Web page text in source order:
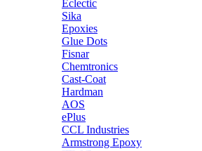
Eclectic
Sika
Epoxies
Glue Dots
Fisnar
Chemtronics
Cast-Coat
Hardman
AOS
ePlus
CCL Industries
Armstrong Epoxy